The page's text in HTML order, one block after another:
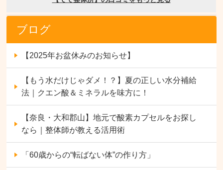
ブログ
【2025年お盆休みのお知らせ】
【もう水だけじゃダメ！？】夏の正しい水分補給
法｜クエン酸＆ミネラルを味方に！
【奈良・大和郡山】地元で酸素カプセルをお探し
なら｜整体師が教える活用術
「60歳からの“転ばない体”の作り方」